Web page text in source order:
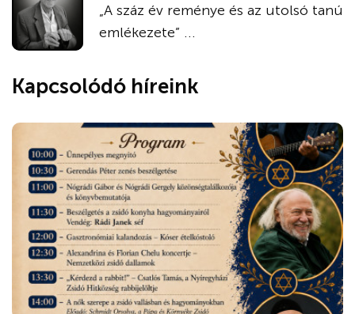
„A száz év reménye és az utolsó tanú
emlékezete” ...
Kapcsolódó híreink